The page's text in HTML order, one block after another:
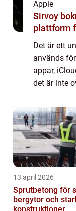
Apple
Sirvoy
plattform
Det är ett
används
appar,
det är inte
hindra
13 april 2026
Sprutbetong för
bergytor och